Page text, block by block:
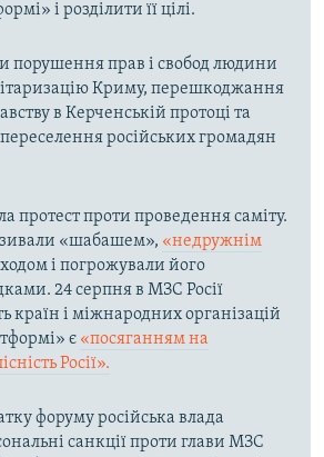
і розділити її цілі.
порушення прав і свобод людини
Криму, перешкоджання
в Керченській протоці та
російських громадян
протест проти проведення саміту.
«шабашем», «недружнім
і погрожували його
24 серпня в МЗС Росії
країн і міжнародних організацій
є «посяганням на
Росії».
форуму російська влада
санкції проти глави МЗС